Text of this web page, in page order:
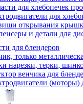
для хлебопечек
для
открывания
и детали для
для блендеров
только
нарезки, терки,
венчика для
(моторы)